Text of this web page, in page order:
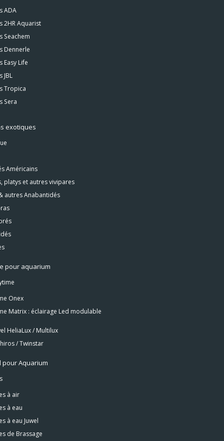
ADA
2HR Aquarist
Seachem
Dennerle
Easy Life
JBL
Tropica
Sera
exotiques
Américains
platys et autres vivipares
autres Anabantidés
pour aquarium
Onex
Matrix : éclairage Led modulable
HeliaLux / Multilux
/ Twinstar
pour Aquarium
à air
à eau
à eau Juwel
de Brassage